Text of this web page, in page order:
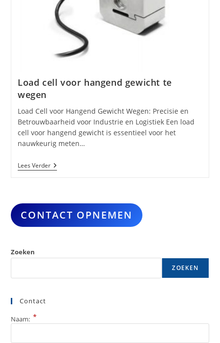
Load cell voor hangend gewicht te
wegen
Load Cell voor Hangend Gewicht Wegen: Precisie en
Betrouwbaarheid voor Industrie en Logistiek Een load
cell voor hangend gewicht is essentieel voor het
nauwkeurig meten…
Lees VerderLoad
Cell
Te
Wegen
CONTACT OPNEMEN
Zoeken
ZOEKEN
Contact
Naam: *